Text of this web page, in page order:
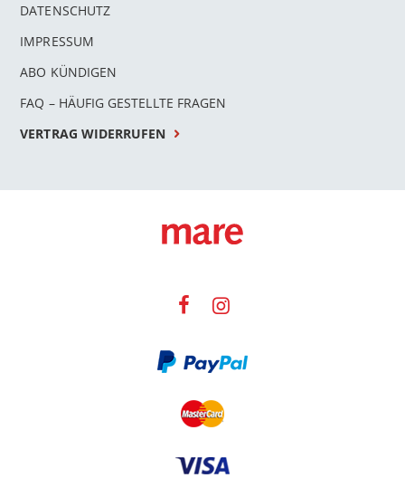
DATENSCHUTZ
IMPRESSUM
ABO KÜNDIGEN
FAQ – HÄUFIG GESTELLTE FRAGEN
VERTRAG WIDERRUFEN